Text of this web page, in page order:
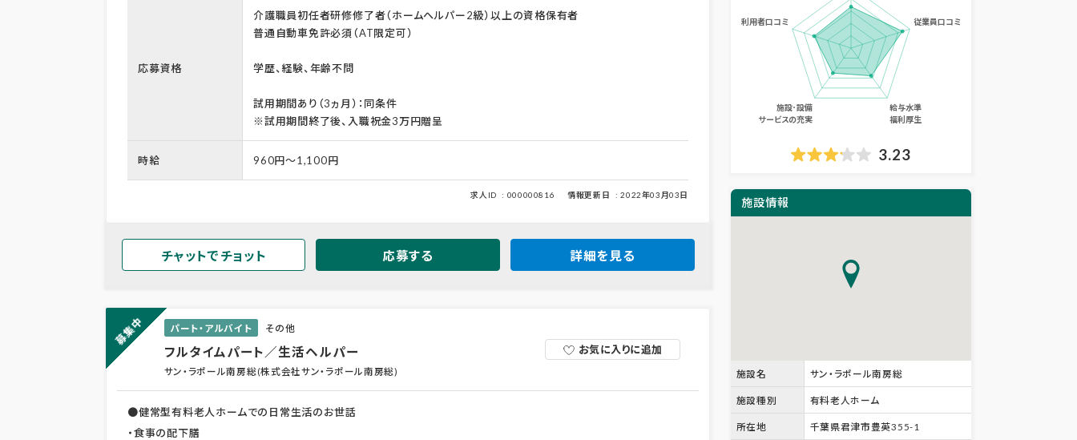
応募資格
介護職員初任者研修修了者（ホームヘルパー2級）以上の資格保有者
普通自動車免許必須（AT限定可）
学歴、経験、年齢不問
試用期間あり（3ヵ月）：同条件
※試用期間終了後、入職祝金3万円贈呈
時給 960円～1,100円
求人ID 000000816 情報更新日 2022年03月03日
チャットでチョット 応募する 詳細を見る
募集中 パート・アルバイト その他
フルタイムパート／生活ヘルパー
サン・ラポール南房総(株式会社サン・ラポール南房総)
お気に入りに追加
●健常型有料老人ホームでの日常生活のお世話
・食事の配下膳
3.23
施設情報
施設名 サン・ラポール南房総
施設種別 有料老人ホーム
所在地 千葉県君津市豊英355-1